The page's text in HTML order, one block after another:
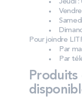
Jeudi :
Pour joindre
Par
Par